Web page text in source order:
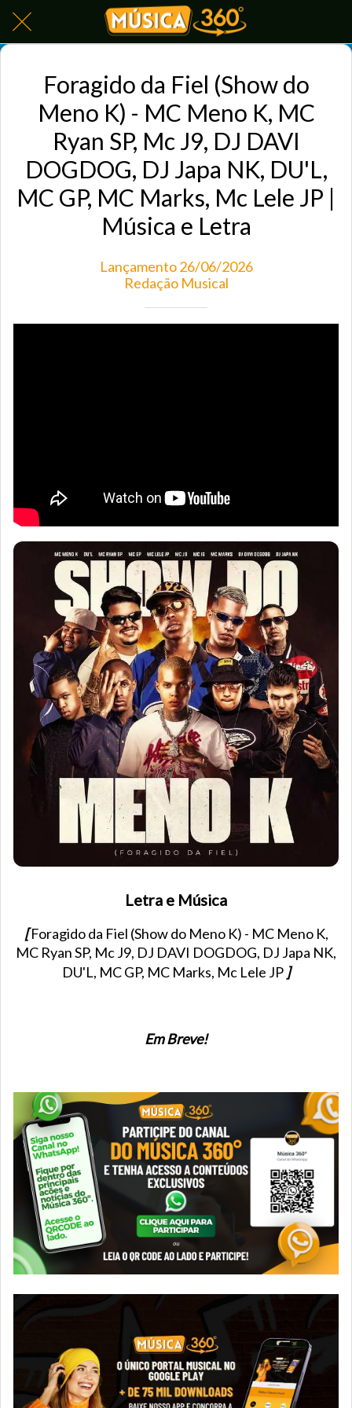
Foragido da Fiel (Show do
Meno K) - MC Meno K, MC
Ryan SP, Mc J9, DJ DAVI
DOGDOG, DJ Japa NK, DU'L,
MC GP, MC Marks, Mc Lele JP |
Música e Letra
Lançamento 26/06/2026
Redação Musical
Letra e Música
[Foragido da Fiel (Show do Meno K) - MC Meno K,
MC Ryan SP, Mc J9, DJ DAVI DOGDOG, DJ Japa NK,
DU'L, MC GP, MC Marks, Mc Lele JP ]
Em Breve!